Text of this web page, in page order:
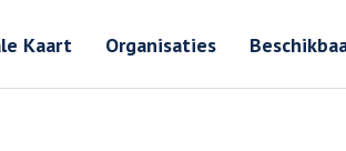
Kaart Organisaties